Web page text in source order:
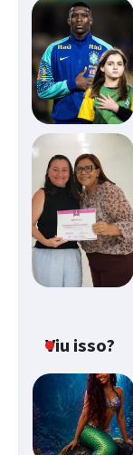
Viu isso?